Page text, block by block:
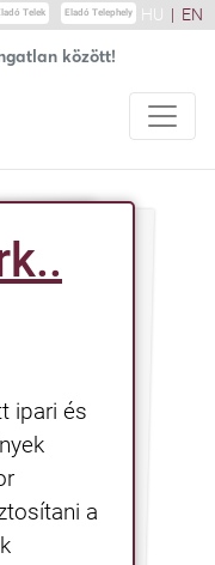
Telek Eladó Telephely HU | EN
között!
ipari és
a